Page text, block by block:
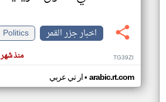
اخبار جزر القمر
Politics
منذ شهر TG39ZI
ار تي عربي• arabic.rt.com